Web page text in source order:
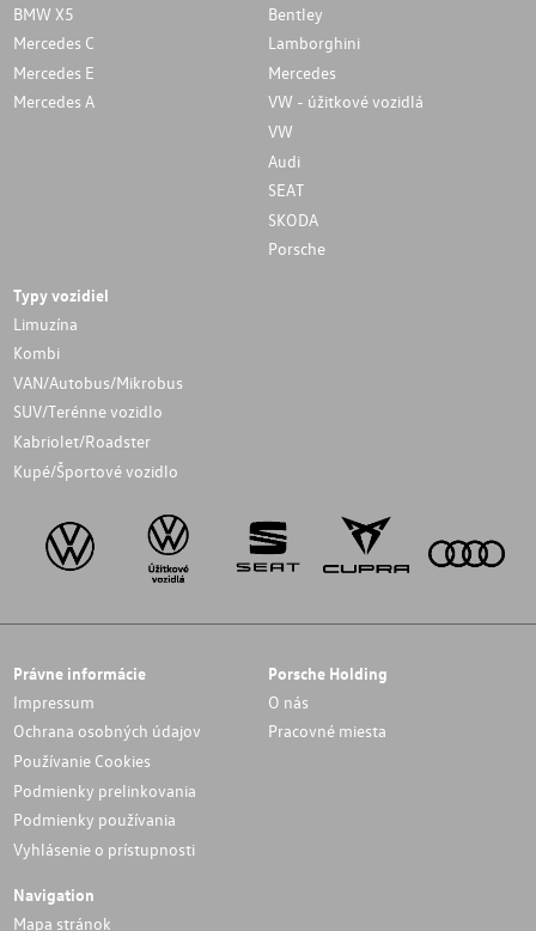
BMW X5
Mercedes C
Mercedes E
Mercedes A
Bentley
Lamborghini
Mercedes
VW - úžitkové vozidlá
VW
Audi
SEAT
SKODA
Porsche
Typy vozidiel
Limuzína
Kombi
VAN/Autobus/Mikrobus
SUV/Terénne vozidlo
Kabriolet/Roadster
Kupé/Športové vozidlo
Právne informácie
Impressum
Ochrana osobných údajov
Používanie Cookies
Podmienky prelinkovania
Podmienky používania
Vyhlásenie o prístupnosti
Porsche Holding
O nás
Pracovné miesta
Navigation
Mapa stránok